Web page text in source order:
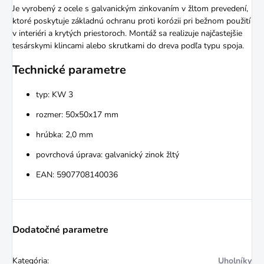
Je vyrobený z ocele s galvanickým zinkovaním v žltom prevedení,
ktoré poskytuje základnú ochranu proti korózii pri bežnom použití
v interiéri a krytých priestoroch. Montáž sa realizuje najčastejšie
tesárskymi klincami alebo skrutkami do dreva podľa typu spoja.
Technické parametre
typ: KW 3
rozmer: 50x50x17 mm
hrúbka: 2,0 mm
povrchová úprava: galvanický zinok žltý
EAN: 5907708140036
Dodatočné parametre
Kategória: Uholníky